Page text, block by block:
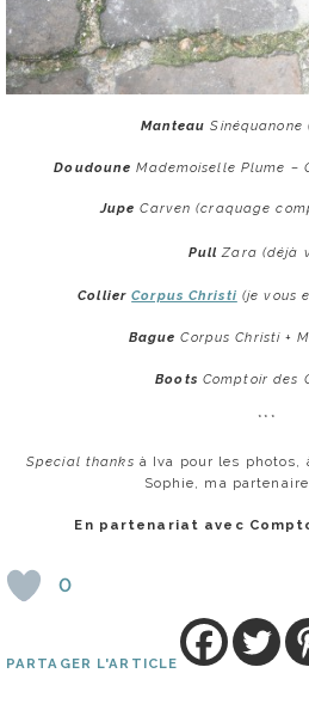
Manteau Sinéquanone
Doudoune Mademoiselle Plume –
Jupe Carven (craquage
Pull Zara (déjà
Collier Corpus Christi (je vous
Bague Corpus Christi +
Boots Comptoir des
***
Special thanks à Iva pour les photos,
Sophie, ma
En partenariat avec
0
PARTAGER L'ARTICLE